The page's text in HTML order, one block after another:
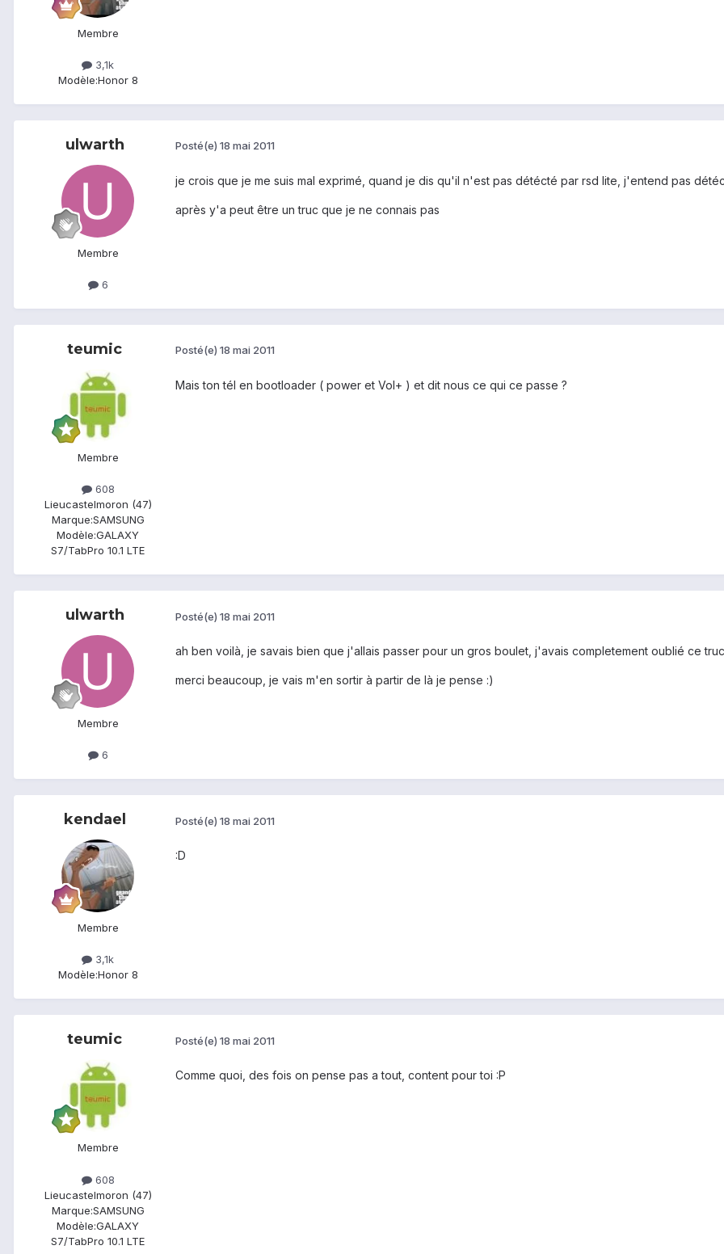
Membre
3,1k
Modèle:Honor 8
ulwarth
Membre
6
Posté(e) 18 mai 2011
je crois que je me suis mal exprimé, quand je dis qu'il n'est pas détécté par rsd lite, j'entend pas
après y'a peut être un truc que je ne connais pas
teumic
Membre
608
Lieucastelmoron (47)
Marque:SAMSUNG
Modèle:GALAXY
S7/TabPro 10.1 LTE
Posté(e) 18 mai 2011
Mais ton tél en bootloader ( power et Vol+ ) et dit nous ce qui ce passe ?
ulwarth
Membre
6
Posté(e) 18 mai 2011
ah ben voilà, je savais bien que j'allais passer pour un gros boulet, j'avais completement oublié ce
merci beaucoup, je vais m'en sortir à partir de là je pense :)
kendael
Membre
3,1k
Modèle:Honor 8
Posté(e) 18 mai 2011
:D
teumic
Membre
608
Lieucastelmoron (47)
Marque:SAMSUNG
Modèle:GALAXY
S7/TabPro 10.1 LTE
Posté(e) 18 mai 2011
Comme quoi, des fois on pense pas a tout, content pour toi :P